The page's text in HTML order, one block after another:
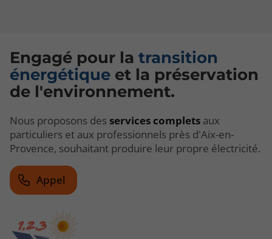
Engagé pour la transition
énergétique et la préservation
de l'environnement.
Nous proposons des services complets aux
particuliers et aux professionnels près d'Aix-en-
Provence, souhaitant produire leur propre électricité.
Appel